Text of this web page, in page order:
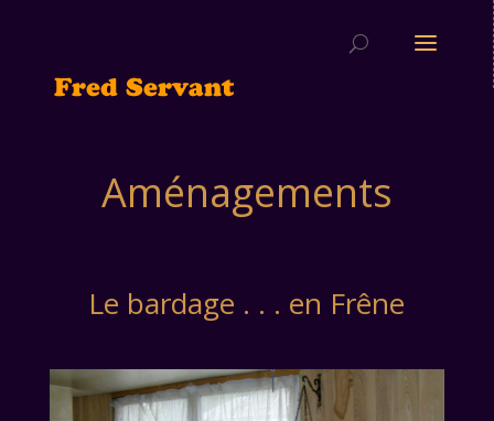
Aménagements
Le bardage . . . en Frêne